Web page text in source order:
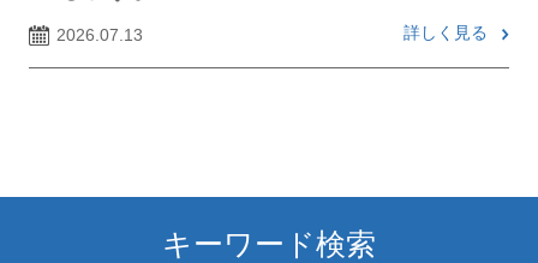
2026.07.13 詳しく見る
キーワード検索